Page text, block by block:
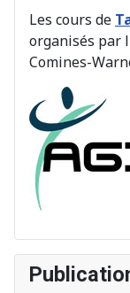
Les cours de
organisés par
Comines-